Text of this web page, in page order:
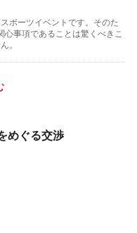
ポーツイベントです。そのた
事項であることは驚くべきこ
。
めぐる交渉